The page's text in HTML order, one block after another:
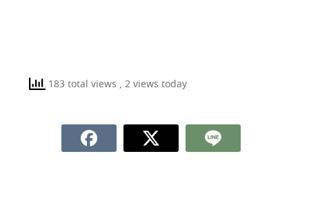
183 total views , 2 views today